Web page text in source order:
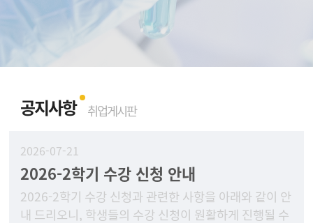
공지사항 취업게시판
2026-07-21
2026-2학기 수강 신청 안내
2026-2학기 수강 신청과 관련한 사항을 아래와 같이 안
내 드리오니, 학생들의 수강 신청이 원활하게 진행될 수